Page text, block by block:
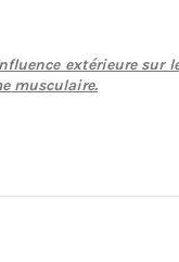
extérieure sur
musculaire.